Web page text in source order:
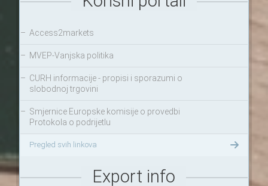
– Access2markets
– MVEP-Vanjska politika
– CURH informacije - propisi i sporazumi o
slobodnoj trgovini
– Smjernice Europske komisije o provedbi
Protokola o podrijetlu
Pregled svih linkova
Export info